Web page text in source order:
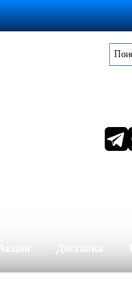
Акции Доставка